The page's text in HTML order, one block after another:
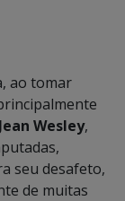
ao tomar
Jean Wesley,
seu desafeto,
de muitas